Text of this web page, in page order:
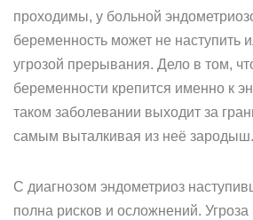
проходимы, у больной
беременность может не наступить
угрозой прерывания. Дело в том,
беременности крепится именно к
таком заболевании выходит за
самым выталкивая из неё зародыш.
С диагнозом эндометриоз
полна рисков и осложнений.